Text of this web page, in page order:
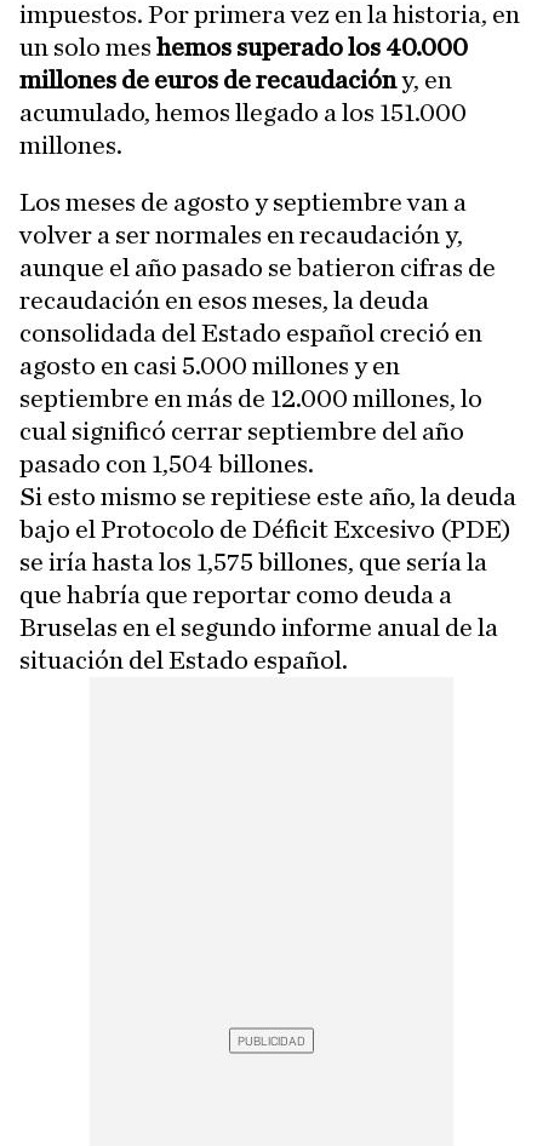
impuestos. Por primera vez en la historia, en
un solo mes hemos superado los 40.000
millones de euros de recaudacióny, en
acumulado, hemos llegado a los 151.000
millones.
Los meses de agosto y septiembre van a
volver a ser normales en recaudación y,
aunque el año pasado se batieron cifras de
recaudación en esos meses, la deuda
consolidada del Estado español creció en
agosto en casi 5.000 millones y en
septiembre en más de 12.000 millones, lo
cual significó cerrar septiembre del año
pasado con 1,504 billones.
Si esto mismo se repitiese este año, la deuda
bajo el Protocolo de Déficit Excesivo (PDE)
se iría hasta los 1,575 billones, que sería la
que habría que reportar como deuda a
Bruselas en el segundo informe anual de la
situación del Estado español.